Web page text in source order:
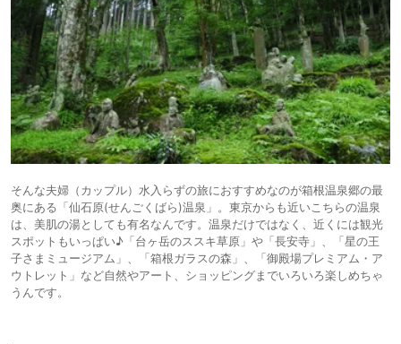
そんな夫婦（カップル）水入らずの旅におすすめなのが箱根温泉郷の最
奥にある「仙石原(せんごくばら)温泉」。東京からも近いこちらの温泉
は、美肌の湯としても有名なんです。温泉だけではなく、近くには観光
スポットもいっぱい♪「台ヶ岳のススキ草原」や「長安寺」、「星の王
子さまミュージアム」、「箱根ガラスの森」、「御殿場プレミアム・ア
ウトレット」など自然やアート、ショッピングまでいろいろ楽しめちゃ
うんです。